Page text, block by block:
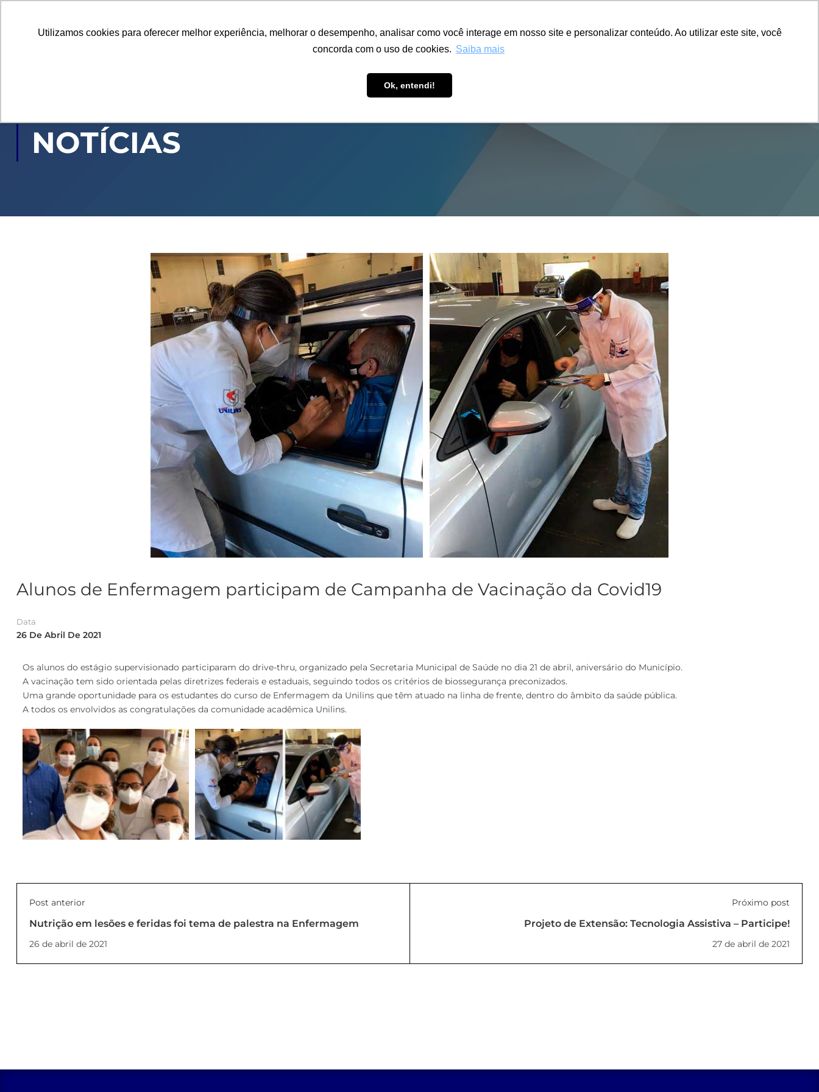
Utilizamos cookies para oferecer melhor experiência, melhorar o desempenho, analisar como você interage em nosso site e personalizar conteúdo. Ao utilizar este site, você
concorda com o uso de cookies. Saiba mais
Ok, entendi!
PÓS-GRADUAÇÃO CAPACITAÇÃO EXTENSÃO PESQUISA
NOTÍCIAS
Alunos de Enfermagem participam de Campanha de Vacinação da Covid19
Data
26 De Abril De 2021
Os alunos do estágio supervisionado participaram do drive-thru, organizado pela Secretaria Municipal de Saúde no dia 21 de abril, aniversário do Município.
A vacinação tem sido orientada pelas diretrizes federais e estaduais, seguindo todos os critérios de biossegurança preconizados.
Uma grande oportunidade para os estudantes do curso de Enfermagem da Unilins que têm atuado na linha de frente, dentro do âmbito da saúde pública.
A todos os envolvidos as congratulações da comunidade acadêmica Unilins.
Post anterior
Nutrição em lesões e feridas foi tema de palestra na Enfermagem
26 de abril de 2021
Próximo post
Projeto de Extensão: Tecnologia Assistiva – Participe!
27 de abril de 2021